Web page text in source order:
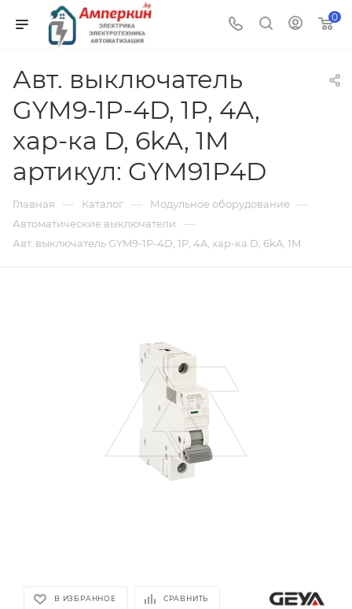
0
Авт. выключатель
GYM9-1P-4D, 1P, 4A,
хар-ка D, 6kA, 1M
артикул: GYM91P4D
Главная — Каталог — Модульное оборудование —
Автоматические выключатели —
Авт. выключатель GYM9-1P-4D, 1P, 4A, хар-ка D, 6kA, 1M
В ИЗБРАННОЕ СРАВНИТЬ